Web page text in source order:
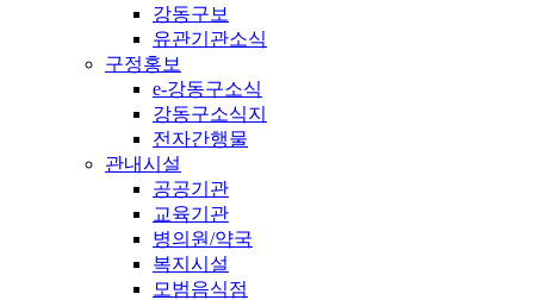
강동구보
유관기관소식
구정홍보
e-강동구소식
강동구소식지
전자간행물
관내시설
공공기관
교육기관
병의원/약국
복지시설
모범음식점